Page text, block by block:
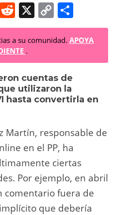
F
R
e
d
di
t
X
C
o
p
y
Li
n
o
m
p
tir
a su comunidad. APOYA
.
cuentas de
utilizaron la
hasta convertirla en
Martín, responsable de
en el PP, ha
ciertas
Por ejemplo, en abril
comentario fuera de
que debería